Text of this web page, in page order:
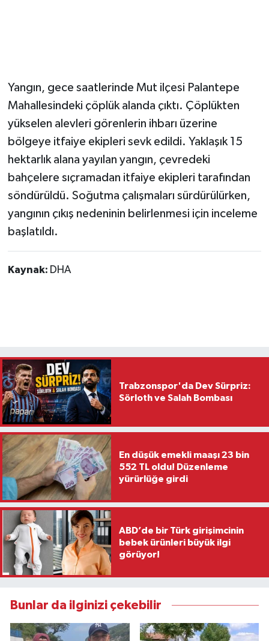
Yangın, gece saatlerinde Mut ilçesi Palantepe
Mahallesindeki çöplük alanda çıktı. Çöplükten
yükselen alevleri görenlerin ihbarı üzerine
bölgeye itfaiye ekipleri sevk edildi. Yaklaşık 15
hektarlık alana yayılan yangın, çevredeki
bahçelere sıçramadan itfaiye ekipleri tarafından
söndürüldü. Soğutma çalışmaları sürdürülürken,
yangının çıkış nedeninin belirlenmesi için inceleme
başlatıldı.
Kaynak: DHA
Trabzonspor'da Dev Sürpriz:
Sörloth ve Salah Bombası
En düşük emekli maaşı 23 bin
552 TL oldu! Düzenleme
yürürlüğe girdi
ABD’de bir Türk girişimcinin
bebek ürünleri büyük ilgi
görüyor!
Bunlar da ilginizi çekebilir